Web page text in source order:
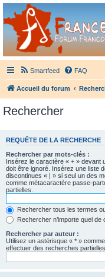
France Didgeridoo
Didgeridoo et Guimbarde sur
Smartfeed FAQ
Accueil du forum
Rechercher
REQUÊTE DE LA RECHERCHE
Rechercher par mots-clés :
Insérez le caractère « + » devant
doit être ignoré. Insérez une liste
discontinues « | » si seul un des
comme métacaractère passe-
partielles.
Rechercher tous les termes
Rechercher n’importe quel de
Rechercher par auteur :
Utilisez un astérisque « * »
effectuer des recherches partielles.